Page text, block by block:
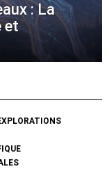
: La
et